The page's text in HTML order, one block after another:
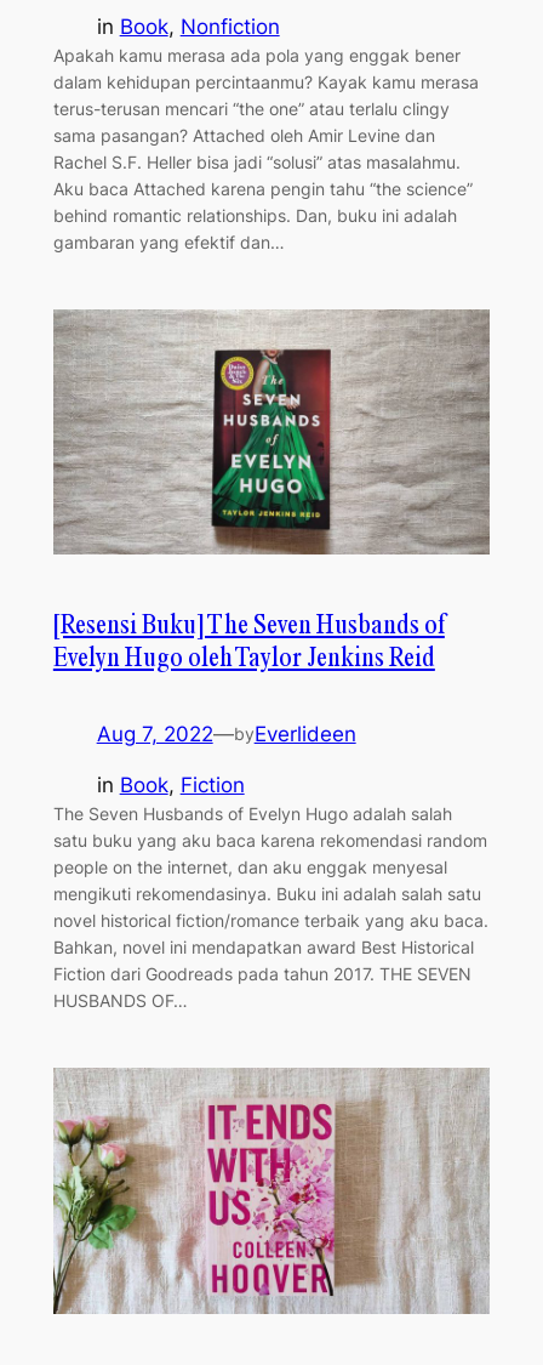
in Book, Nonfiction
Apakah kamu merasa ada pola yang enggak bener
dalam kehidupan percintaanmu? Kayak kamu merasa
terus-terusan mencari “the one” atau terlalu clingy
sama pasangan? Attached oleh Amir Levine dan
Rachel S.F. Heller bisa jadi “solusi” atas masalahmu.
Aku baca Attached karena pengin tahu “the science”
behind romantic relationships. Dan, buku ini adalah
gambaran yang efektif dan…
[Resensi Buku] The Seven Husbands of
Evelyn Hugo oleh Taylor Jenkins Reid
Aug 7, 2022—byEverlideen
in Book, Fiction
The Seven Husbands of Evelyn Hugo adalah salah
satu buku yang aku baca karena rekomendasi random
people on the internet, dan aku enggak menyesal
mengikuti rekomendasinya. Buku ini adalah salah satu
novel historical fiction/romance terbaik yang aku baca.
Bahkan, novel ini mendapatkan award Best Historical
Fiction dari Goodreads pada tahun 2017. THE SEVEN
HUSBANDS OF…